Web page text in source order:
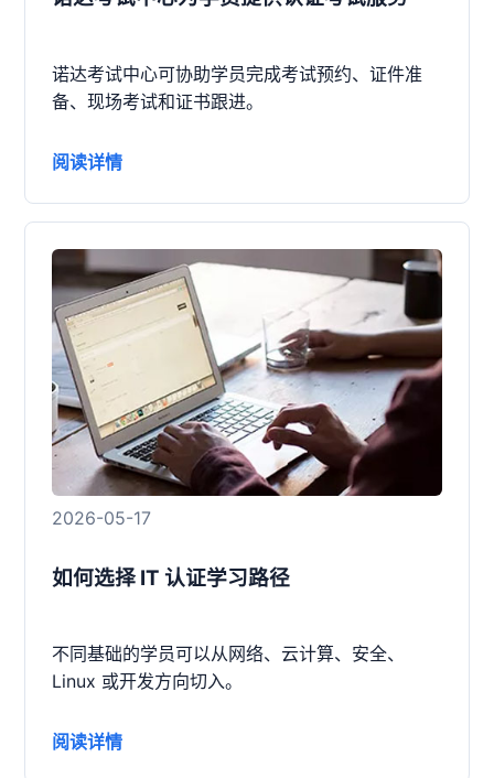
诺达考试中心可协助学员完成考试预约、证件准
备、现场考试和证书跟进。
阅读详情
2026-05-17
如何选择 IT 认证学习路径
不同基础的学员可以从网络、云计算、安全、
Linux 或开发方向切入。
阅读详情